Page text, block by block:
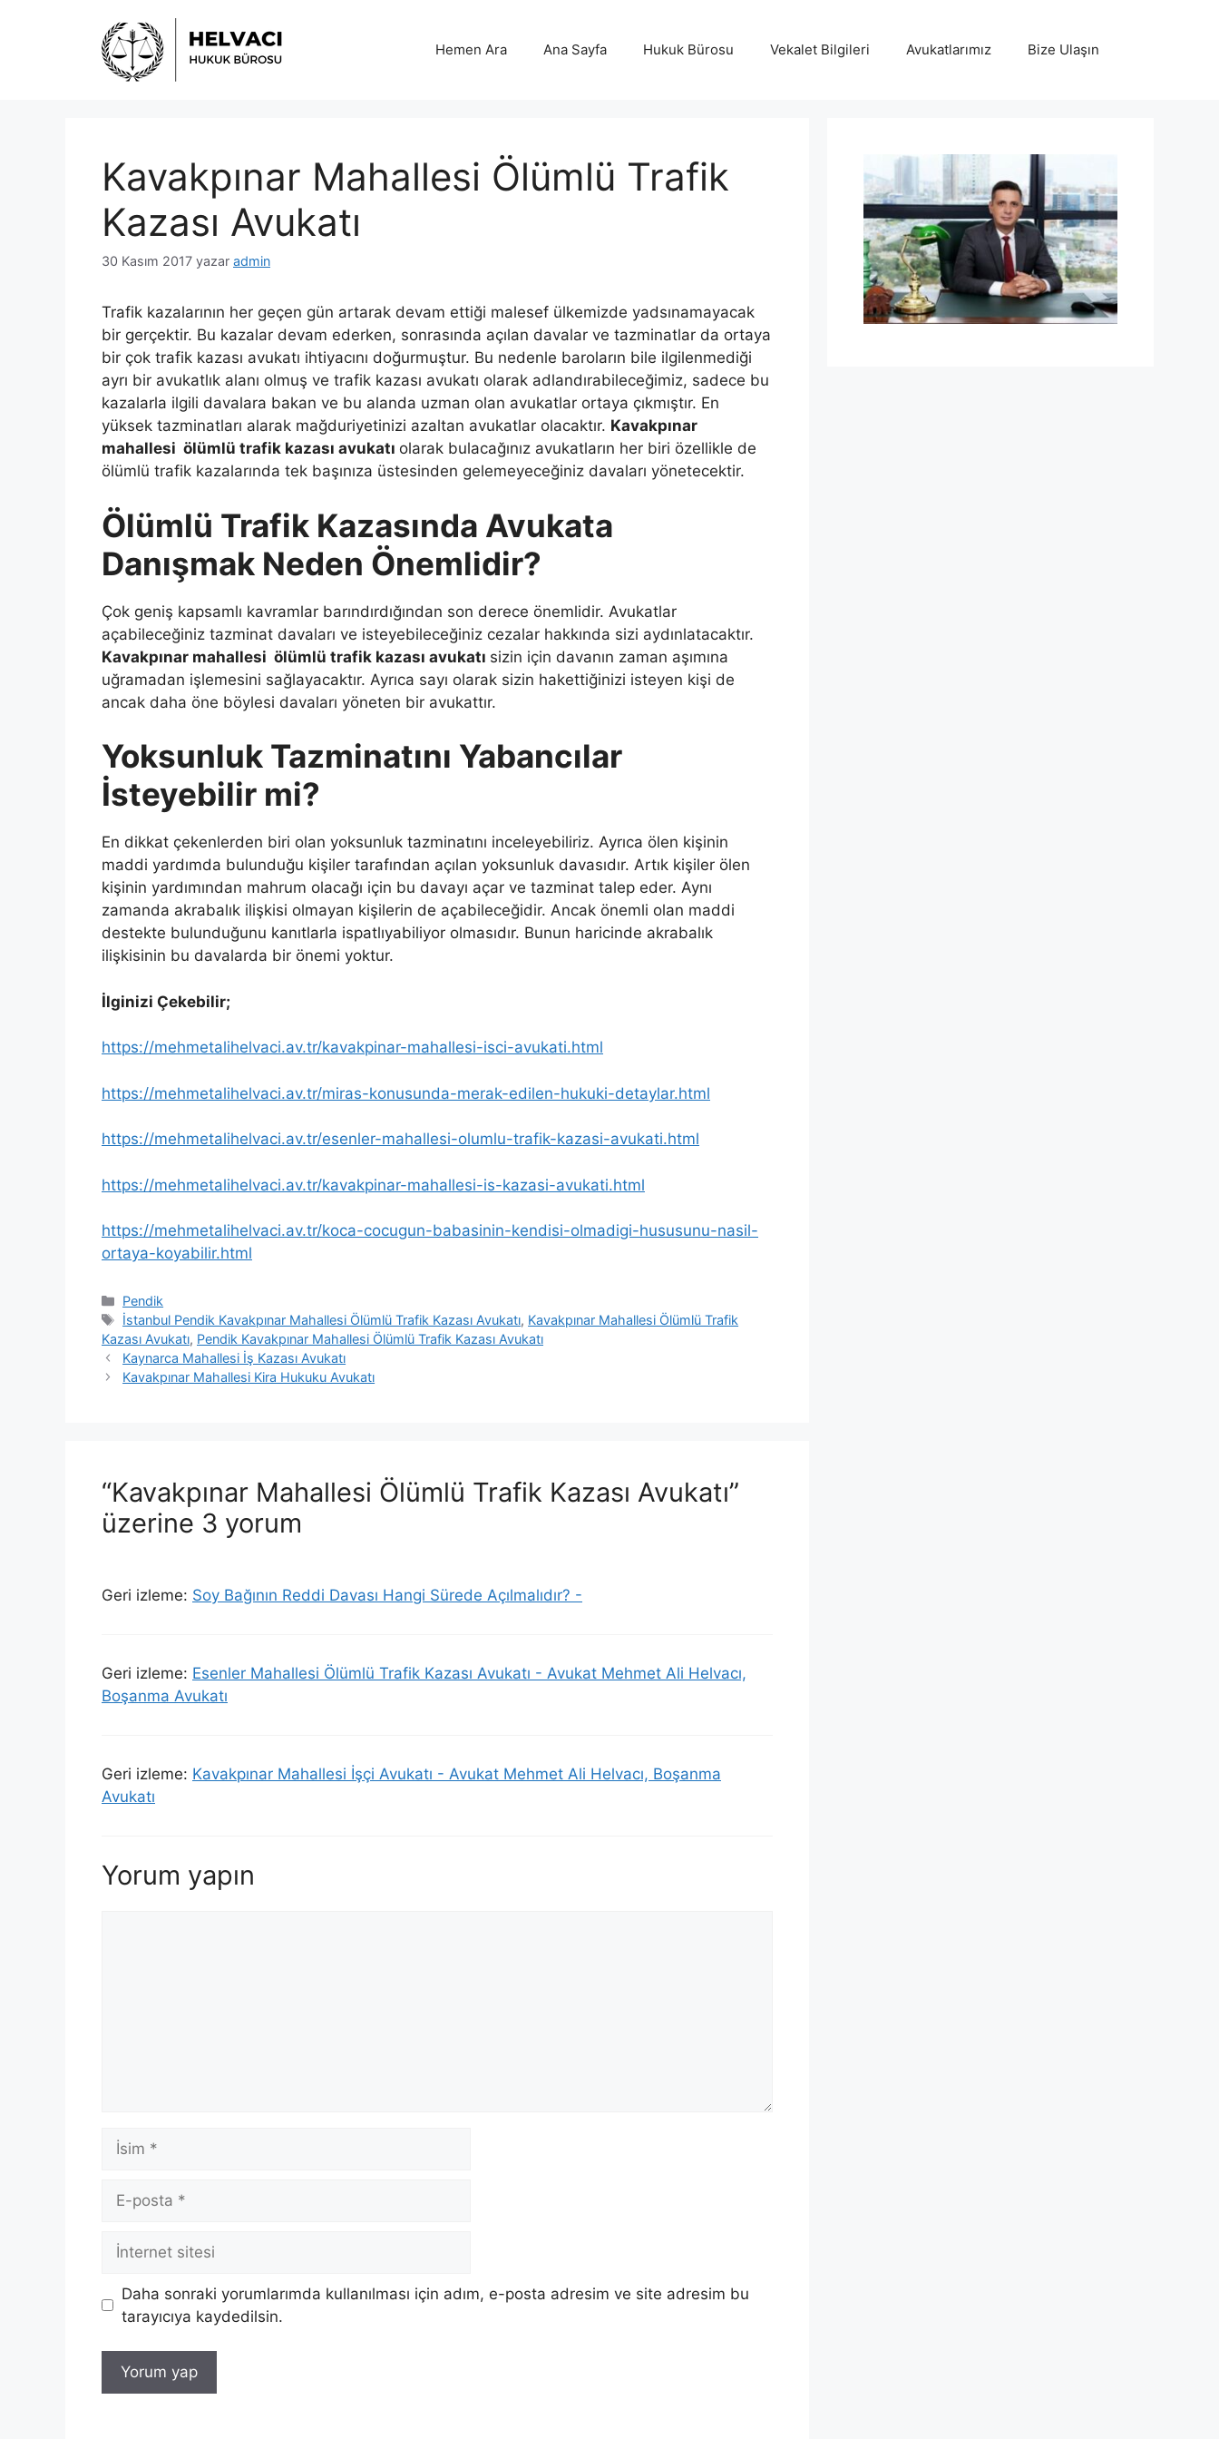
Hemen Ara Ana Sayfa Hukuk Bürosu Vekalet Bilgileri Avukatlarımız Bize Ulaşın
Kavakpınar Mahallesi Ölümlü Trafik
Kazası Avukatı
30 Kasım 2017 yazar admin
Trafik kazalarının her geçen gün artarak devam ettiği malesef ülkemizde yadsınamayacak
bir gerçektir. Bu kazalar devam ederken, sonrasında açılan davalar ve tazminatlar da ortaya
bir çok trafik kazası avukatı ihtiyacını doğurmuştur. Bu nedenle baroların bile ilgilenmediği
ayrı bir avukatlık alanı olmuş ve trafik kazası avukatı olarak adlandırabileceğimiz, sadece bu
kazalarla ilgili davalara bakan ve bu alanda uzman olan avukatlar ortaya çıkmıştır. En
yüksek tazminatları alarak mağduriyetinizi azaltan avukatlar olacaktır. Kavakpınar
mahallesi ölümlü trafik kazası avukatı olarak bulacağınız avukatların her biri özellikle de
ölümlü trafik kazalarında tek başınıza üstesinden gelemeyeceğiniz davaları yönetecektir.
Ölümlü Trafik Kazasında Avukata
Danışmak Neden Önemlidir?
Çok geniş kapsamlı kavramlar barındırdığından son derece önemlidir. Avukatlar
açabileceğiniz tazminat davaları ve isteyebileceğiniz cezalar hakkında sizi aydınlatacaktır.
Kavakpınar mahallesi ölümlü trafik kazası avukatı sizin için davanın zaman aşımına
uğramadan işlemesini sağlayacaktır. Ayrıca sayı olarak sizin hakettiğinizi isteyen kişi de
ancak daha öne böylesi davaları yöneten bir avukattır.
Yoksunluk Tazminatını Yabancılar
İsteyebilir mi?
En dikkat çekenlerden biri olan yoksunluk tazminatını inceleyebiliriz. Ayrıca ölen kişinin
maddi yardımda bulunduğu kişiler tarafından açılan yoksunluk davasıdır. Artık kişiler ölen
kişinin yardımından mahrum olacağı için bu davayı açar ve tazminat talep eder. Aynı
zamanda akrabalık ilişkisi olmayan kişilerin de açabileceğidir. Ancak önemli olan maddi
destekte bulunduğunu kanıtlarla ispatlıyabiliyor olmasıdır. Bunun haricinde akrabalık
ilişkisinin bu davalarda bir önemi yoktur.
İlginizi Çekebilir;
https://mehmetalihelvaci.av.tr/kavakpinar-mahallesi-isci-avukati.html
https://mehmetalihelvaci.av.tr/miras-konusunda-merak-edilen-hukuki-detaylar.html
https://mehmetalihelvaci.av.tr/esenler-mahallesi-olumlu-trafik-kazasi-avukati.html
https://mehmetalihelvaci.av.tr/kavakpinar-mahallesi-is-kazasi-avukati.html
https://mehmetalihelvaci.av.tr/koca-cocugun-babasinin-kendisi-olmadigi-hususunu-nasil-
ortaya-koyabilir.html
Kategoriler
Pendik
Etiketler
İstanbul Pendik Kavakpınar Mahallesi Ölümlü Trafik Kazası Avukatı, Kavakpınar Mahallesi Ölümlü Trafik
Kazası Avukatı, Pendik Kavakpınar Mahallesi Ölümlü Trafik Kazası Avukatı
Kaynarca Mahallesi İş Kazası Avukatı
Kavakpınar Mahallesi Kira Hukuku Avukatı
“Kavakpınar Mahallesi Ölümlü Trafik Kazası Avukatı”
üzerine 3 yorum
Geri izleme: Soy Bağının Reddi Davası Hangi Sürede Açılmalıdır? -
Geri izleme: Esenler Mahallesi Ölümlü Trafik Kazası Avukatı - Avukat Mehmet Ali Helvacı,
Boşanma Avukatı
Geri izleme: Kavakpınar Mahallesi İşçi Avukatı - Avukat Mehmet Ali Helvacı, Boşanma
Avukatı
Yorum yapın
İsim
posta
İnternet
sitesi
Daha sonraki yorumlarımda kullanılması için adım, e-posta adresim ve site adresim bu
tarayıcıya kaydedilsin.